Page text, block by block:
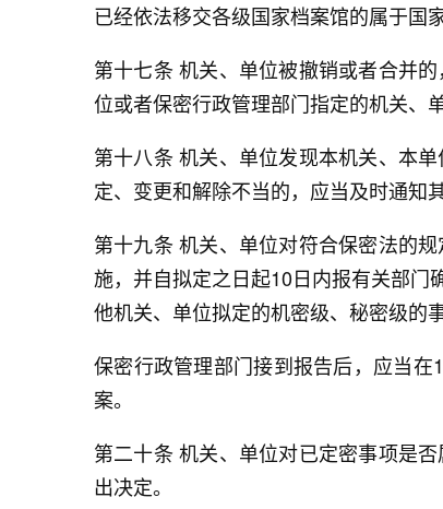
已经依法移交各级国家档案馆的属于国
第十七条 机关、单位被撤销或者合并
位或者保密行政管理部门指定的机关、
第十八条 机关、单位发现本机关、本
定、变更和解除不当的，应当及时通知
第十九条 机关、单位对符合保密法的
施，并自拟定之日起10日内报有关部门
他机关、单位拟定的机密级、秘密级的
保密行政管理部门接到报告后，应当
案。
第二十条 机关、单位对已定密事项是
出决定。